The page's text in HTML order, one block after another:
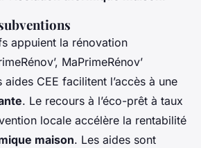
appuient la rénovation
MaPrimeRénov’
CEE facilitent l’accès à une
. Le recours à l’éco-prêt à taux
locale accélère la rentabilité
maison. Les aides sont